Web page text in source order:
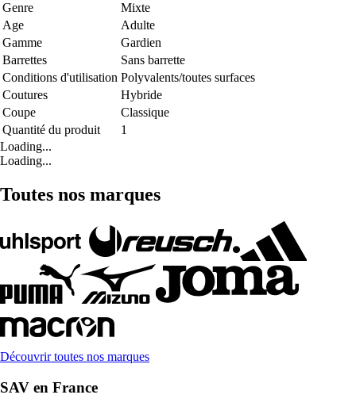
Genre
Mixte
Age
Adulte
Gamme
Gardien
Barrettes
Sans barrette
Conditions d'utilisation Polyvalents/toutes surfaces
Coutures
Hybride
Coupe
Classique
Quantité du produit
1
Loading...
Loading...
Toutes nos marques
Découvrir toutes nos marques
SAV en France